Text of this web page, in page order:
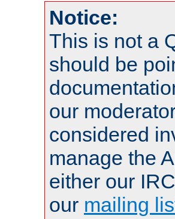
Notice:
This is not a
should be
our
considered
manage the
either our
our mailing